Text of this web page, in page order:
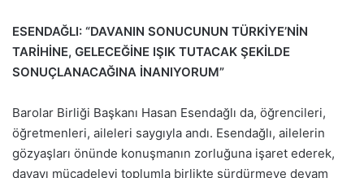
ESENDAĞLI: “DAVANIN SONUCUNUN TÜRKİYE’NİN
TARİHİNE, GELECEĞİNE IŞIK TUTACAK ŞEKİLDE
SONUÇLANACAĞINA İNANIYORUM”
Barolar Birliği Başkanı Hasan Esendağlı da, öğrencileri,
öğretmenleri, aileleri saygıyla andı. Esendağlı, ailelerin
gözyaşları önünde konuşmanın zorluğuna işaret ederek,
davayı mücadeleyi toplumla birlikte sürdürmeye devam